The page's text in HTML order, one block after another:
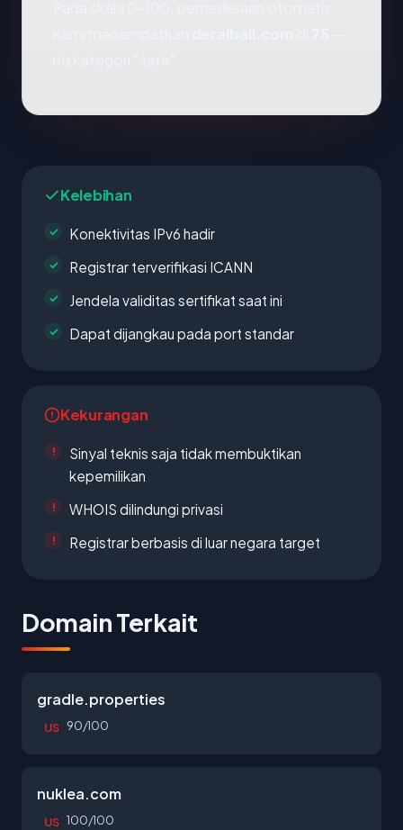
Kelebihan
Konektivitas IPv6 hadir
Registrar terverifikasi ICANN
Jendela validitas sertifikat saat ini
Dapat dijangkau pada port standar
Kekurangan
Sinyal teknis saja tidak membuktikan
kepemilikan
WHOIS dilindungi privasi
Registrar berbasis di luar negara target
Domain Terkait
gradle.properties
US 90/100
nuklea.com
US 100/100